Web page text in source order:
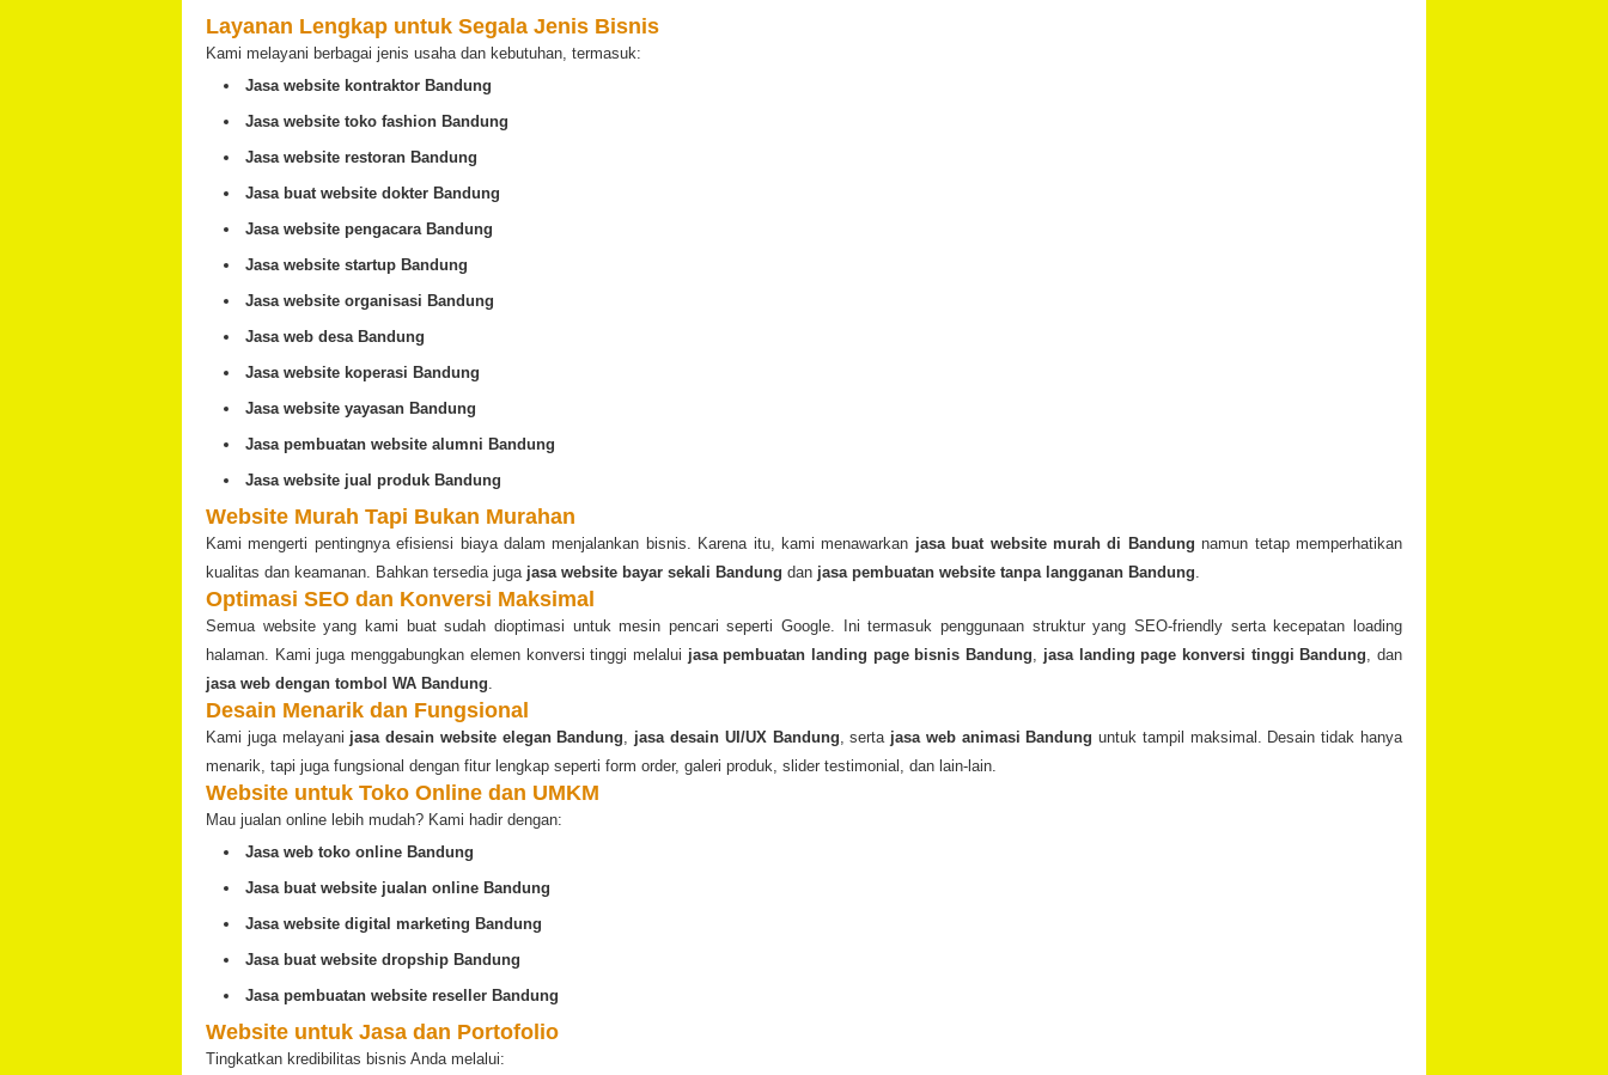
Layanan Lengkap untuk Segala Jenis Bisnis
Kami melayani berbagai jenis usaha dan kebutuhan, termasuk:
Jasa website kontraktor Bandung
Jasa website toko fashion Bandung
Jasa website restoran Bandung
Jasa buat website dokter Bandung
Jasa website pengacara Bandung
Jasa website startup Bandung
Jasa website organisasi Bandung
Jasa web desa Bandung
Jasa website koperasi Bandung
Jasa website yayasan Bandung
Jasa pembuatan website alumni Bandung
Jasa website jual produk Bandung
Website Murah Tapi Bukan Murahan
Kami mengerti pentingnya efisiensi biaya dalam menjalankan bisnis. Karena itu, kami menawarkan jasa buat website murah di Bandung namun tetap memperhatikan
kualitas dan keamanan. Bahkan tersedia juga jasa website bayar sekali Bandung dan jasa pembuatan website tanpa langganan Bandung.
Optimasi SEO dan Konversi Maksimal
Semua website yang kami buat sudah dioptimasi untuk mesin pencari seperti Google. Ini termasuk penggunaan struktur yang SEO-friendly serta kecepatan loading
halaman. Kami juga menggabungkan elemen konversi tinggi melalui jasa pembuatan landing page bisnis Bandung, jasa landing page konversi tinggi Bandung, dan
jasa web dengan tombol WA Bandung.
Desain Menarik dan Fungsional
Kami juga melayani jasa desain website elegan Bandung, jasa desain UI/UX Bandung, serta jasa web animasi Bandung untuk tampil maksimal. Desain tidak hanya
menarik, tapi juga fungsional dengan fitur lengkap seperti form order, galeri produk, slider testimonial, dan lain-lain.
Website untuk Toko Online dan UMKM
Mau jualan online lebih mudah? Kami hadir dengan:
Jasa web toko online Bandung
Jasa buat website jualan online Bandung
Jasa website digital marketing Bandung
Jasa buat website dropship Bandung
Jasa pembuatan website reseller Bandung
Website untuk Jasa dan Portofolio
Tingkatkan kredibilitas bisnis Anda melalui: